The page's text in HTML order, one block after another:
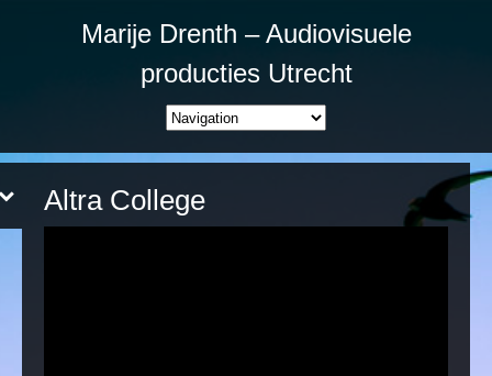
Marije Drenth – Audiovisuele
producties Utrecht
Altra College